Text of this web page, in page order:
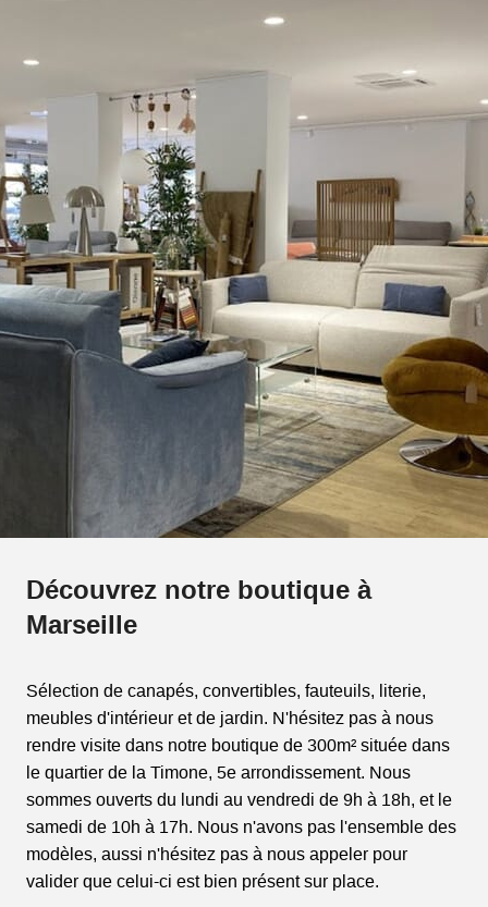
Découvrez notre boutique à
Marseille
Sélection de canapés, convertibles, fauteuils, literie,
meubles d'intérieur et de jardin. N'hésitez pas à nous
rendre visite dans notre boutique de 300m² située dans
le quartier de la Timone, 5e arrondissement. Nous
sommes ouverts du lundi au vendredi de 9h à 18h, et le
samedi de 10h à 17h. Nous n'avons pas l'ensemble des
modèles, aussi n'hésitez pas à nous appeler pour
valider que celui-ci est bien présent sur place.